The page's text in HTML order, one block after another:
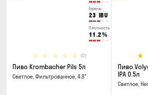
Горечь
23 IBU
Плотность
11.2 %
(0)
Пиво Krombacher Pils 5л
Светлое, Фильтрованное, 4.8°
Пиво
IPA 0.5л
Светлое,